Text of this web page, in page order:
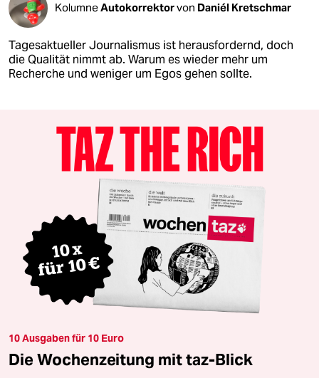
KolumneAutokorrektorvon Daniél Kretschmar
Tagesaktueller Journalismus ist herausfordernd, doch
die Qualität nimmt ab. Warum es wieder mehr um
Recherche und weniger um Egos gehen sollte.
10 Ausgaben für 10 Euro
Die Wochenzeitung mit taz-Blick